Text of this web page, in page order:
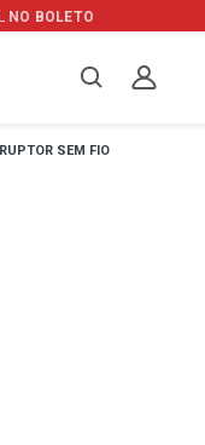
NO BOLETO
SEM FIO